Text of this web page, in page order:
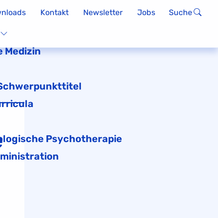
Kontakt Newsletter Jobs Suche
Medizin
Psychotherapie